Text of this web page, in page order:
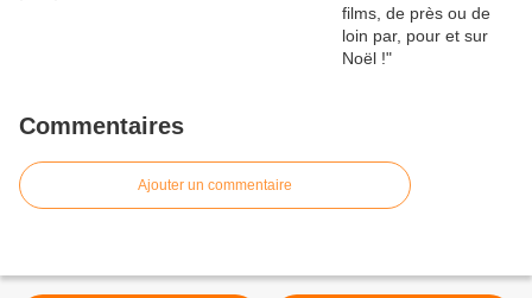
Commentaires
Ajouter un commentaire